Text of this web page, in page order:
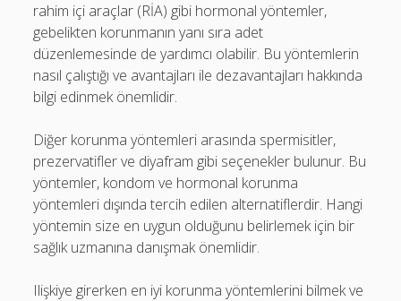
rahim içi araçlar (RİA) gibi hormonal yöntemler,
gebelikten korunmanın yanı sıra adet
düzenlemesinde de yardımcı olabilir. Bu yöntemlerin
nasıl çalıştığı ve avantajları ile dezavantajları hakkında
bilgi edinmek önemlidir.
Diğer korunma yöntemleri arasında spermisitler,
prezervatifler ve diyafram gibi seçenekler bulunur. Bu
yöntemler, kondom ve hormonal korunma
yöntemleri dışında tercih edilen alternatiflerdir. Hangi
yöntemin size en uygun olduğunu belirlemek için bir
sağlık uzmanına danışmak önemlidir.
Ilişkiye girerken en iyi korunma yöntemlerini bilmek ve